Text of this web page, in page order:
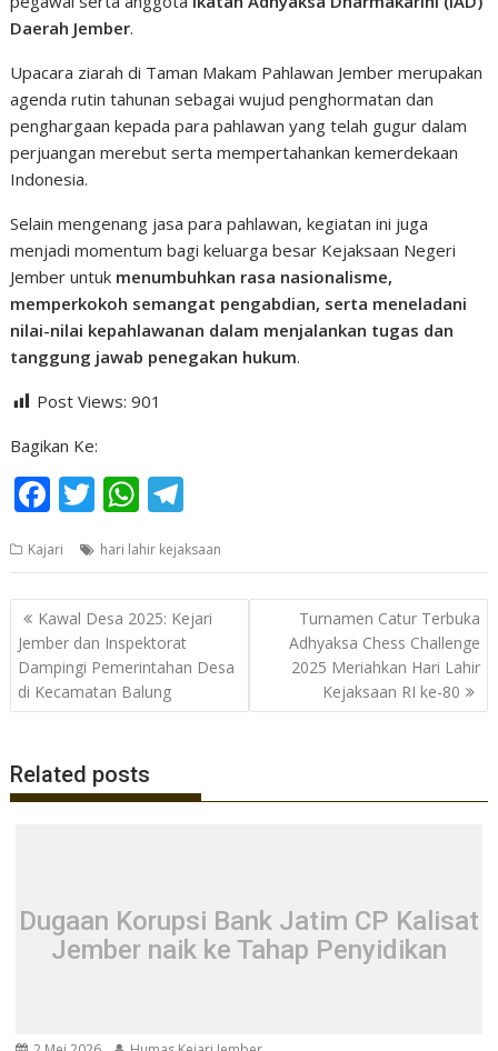
Daerah Jember.
Upacara ziarah di Taman Makam Pahlawan Jember merupakan
agenda rutin tahunan sebagai wujud penghormatan dan
penghargaan kepada para pahlawan yang telah gugur dalam
perjuangan merebut serta mempertahankan kemerdekaan
Indonesia.
Selain mengenang jasa para pahlawan, kegiatan ini juga
menjadi momentum bagi keluarga besar Kejaksaan Negeri
Jember untuk menumbuhkan rasa nasionalisme,
memperkokoh semangat pengabdian, serta meneladani
nilai-nilai kepahlawanan dalam menjalankan tugas dan
tanggung jawab penegakan hukum.
Post Views: 901
Bagikan Ke:
F
e
b
o
o
k
T
itt
er
W
at
s
A
p
p
e
gr
a
m
Kajari hari lahir kejaksaan
Navigasi
pos
Kawal Desa 2025: Kejari
Jember dan Inspektorat
Dampingi Pemerintahan Desa
di Kecamatan Balung
Turnamen Catur Terbuka
Adhyaksa Chess Challenge
2025 Meriahkan Hari Lahir
Kejaksaan RI ke-80
Related posts
Dugaan Korupsi Bank Jatim CP Kalisat
Jember naik ke Tahap Penyidikan